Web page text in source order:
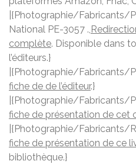
|{Photographie/Fabricants/
National PE-3057 .,
complète. Disponible dans
l’éditeurs.}
|{Photographie/Fabricants/
fiche de de l’éditeur.}
|{Photographie/Fabricants/
fiche de présentation de cet
|{Photographie/Fabricants/
fiche de présentation de ce
bibliothèque.}